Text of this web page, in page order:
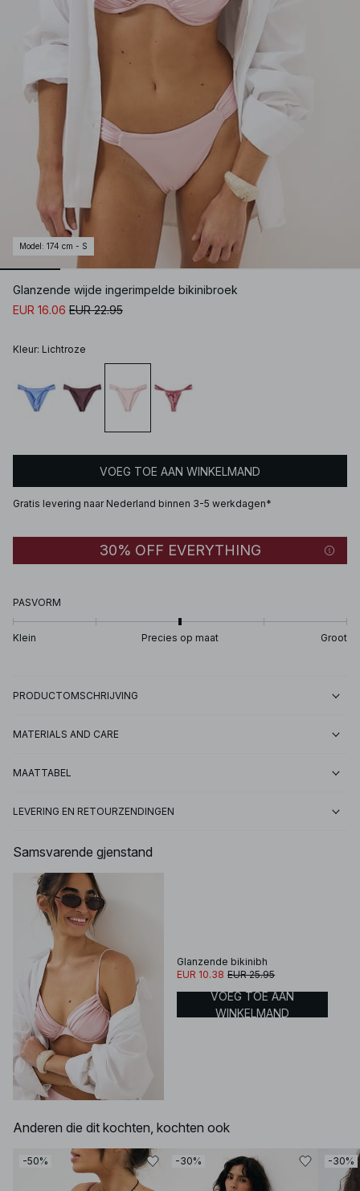
Model : 174 cm - S
Glanzende wijde ingerimpelde bikinibroek
EUR 16.06 EUR 22.95
Kleur: Lichtroze
VOEG TOE AAN WINKELMAND
Gratis levering naar Nederland binnen 3-5 werkdagen*
30% OFF EVERYTHING
PASVORM
Klein Precies op maat Groot
PRODUCTOMSCHRIJVING
MATERIALS AND CARE
MAATTABEL
LEVERING EN RETOURZENDINGEN
Samsvarende gjenstand
Glanzende bikinibh
EUR 10.38 EUR 25.95
VOEG TOE AAN
WINKELMAND
Anderen die dit kochten, kochten ook
-50% -30% -30%